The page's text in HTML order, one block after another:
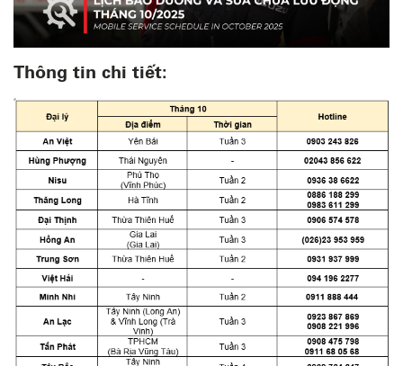
Thông tin chi tiết: